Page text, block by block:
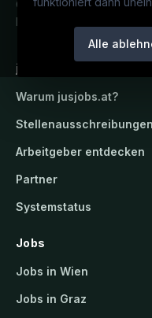
Alle
Österreichs juristisches
Ein Service der candidatis
jusjobs.at
Warum jusjobs.at?
Stellenausschreibungen
Arbeitgeber entdecken
Partner
Systemstatus
Jobs
Jobs in Wien
Jobs in Graz